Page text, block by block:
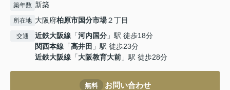
築年数 新築
所在地 大阪府柏原市国分市場２丁目
交通 近鉄大阪線 「河内国分 」駅 徒歩18分
関西本線 「高井田 」駅 徒歩23分
近鉄大阪線 「大阪教育大前 」駅 徒歩28分
無料 お問い合わせ